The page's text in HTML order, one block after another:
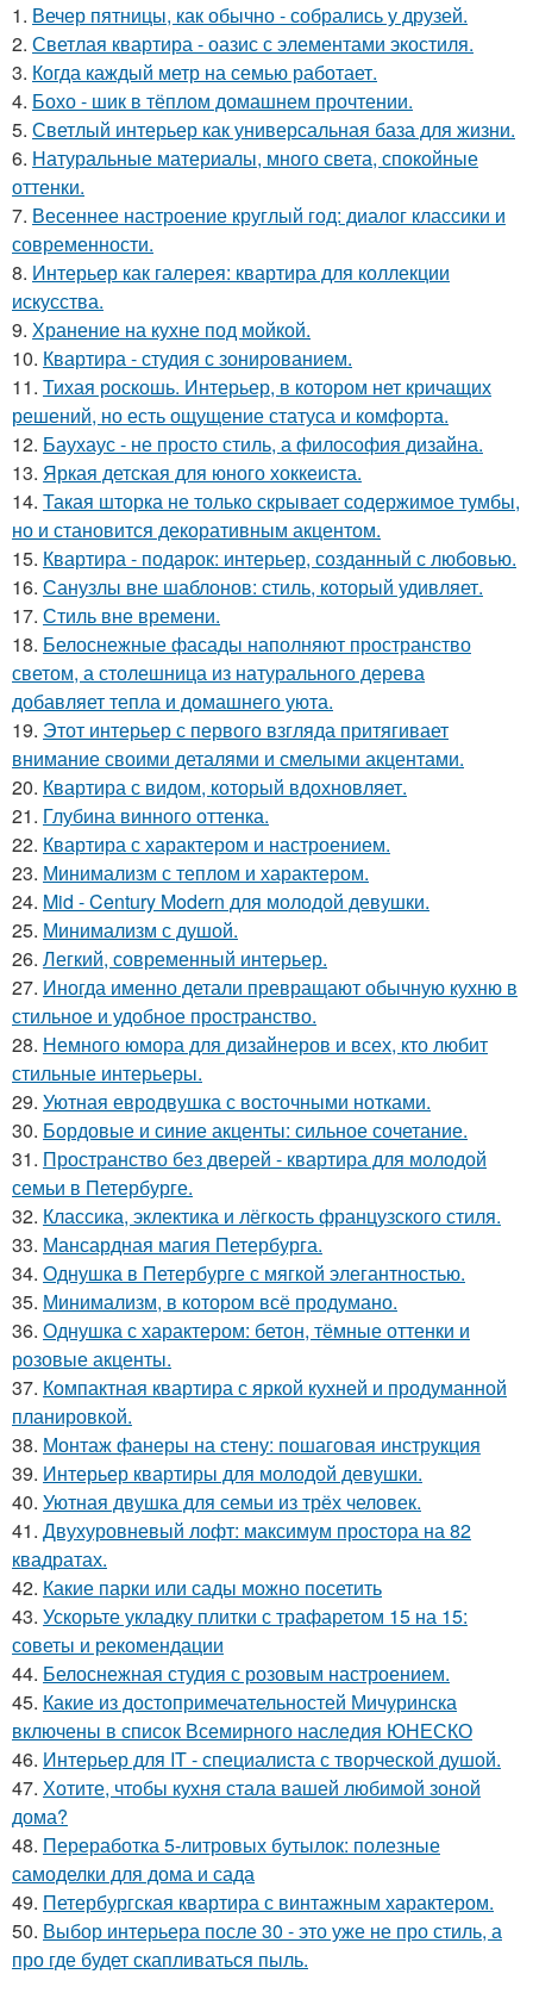
1. Вечер пятницы, как обычно - собрались у друзей.
2. Светлая квартира - оазис с элементами экостиля.
3. Когда каждый метр на семью работает.
4. Бохо - шик в тёплом домашнем прочтении.
5. Светлый интерьер как универсальная база для жизни.
6. Натуральные материалы, много света, спокойные
оттенки.
7. Весеннее настроение круглый год: диалог классики и
современности.
8. Интерьер как галерея: квартира для коллекции
искусства.
9. Хранение на кухне под мойкой.
10. Квартира - студия с зонированием.
11. Тихая роскошь. Интерьер, в котором нет кричащих
решений, но есть ощущение статуса и комфорта.
12. Баухаус - не просто стиль, а философия дизайна.
13. Яркая детская для юного хоккеиста.
14. Такая шторка не только скрывает содержимое тумбы,
но и становится декоративным акцентом.
15. Квартира - подарок: интерьер, созданный с любовью.
16. Санузлы вне шаблонов: стиль, который удивляет.
17. Стиль вне времени.
18. Белоснежные фасады наполняют пространство
светом, а столешница из натурального дерева
добавляет тепла и домашнего уюта.
19. Этот интерьер с первого взгляда притягивает
внимание своими деталями и смелыми акцентами.
20. Квартира с видом, который вдохновляет.
21. Глубина винного оттенка.
22. Квартира с характером и настроением.
23. Минимализм с теплом и характером.
24. Mid - Century Modern для молодой девушки.
25. Минимализм с душой.
26. Легкий, современный интерьер.
27. Иногда именно детали превращают обычную кухню в
стильное и удобное пространство.
28. Немного юмора для дизайнеров и всех, кто любит
стильные интерьеры.
29. Уютная евродвушка с восточными нотками.
30. Бордовые и синие акценты: сильное сочетание.
31. Пространство без дверей - квартира для молодой
семьи в Петербурге.
32. Классика, эклектика и лёгкость французского стиля.
33. Мансардная магия Петербурга.
34. Однушка в Петербурге с мягкой элегантностью.
35. Минимализм, в котором всё продумано.
36. Однушка с характером: бетон, тёмные оттенки и
розовые акценты.
37. Компактная квартира с яркой кухней и продуманной
планировкой.
38. Монтаж фанеры на стену: пошаговая инструкция
39. Интерьер квартиры для молодой девушки.
40. Уютная двушка для семьи из трёх человек.
41. Двухуровневый лофт: максимум простора на 82
квадратах.
42. Какие парки или сады можно посетить
43. Ускорьте укладку плитки с трафаретом 15 на 15:
советы и рекомендации
44. Белоснежная студия с розовым настроением.
45. Какие из достопримечательностей Мичуринска
включены в список Всемирного наследия ЮНЕСКО
46. Интерьер для IT - специалиста с творческой душой.
47. Хотите, чтобы кухня стала вашей любимой зоной
дома?
48. Переработка 5-литровых бутылок: полезные
самоделки для дома и сада
49. Петербургская квартира с винтажным характером.
50. Выбор интерьера после 30 - это уже не про стиль, а
про где будет скапливаться пыль.